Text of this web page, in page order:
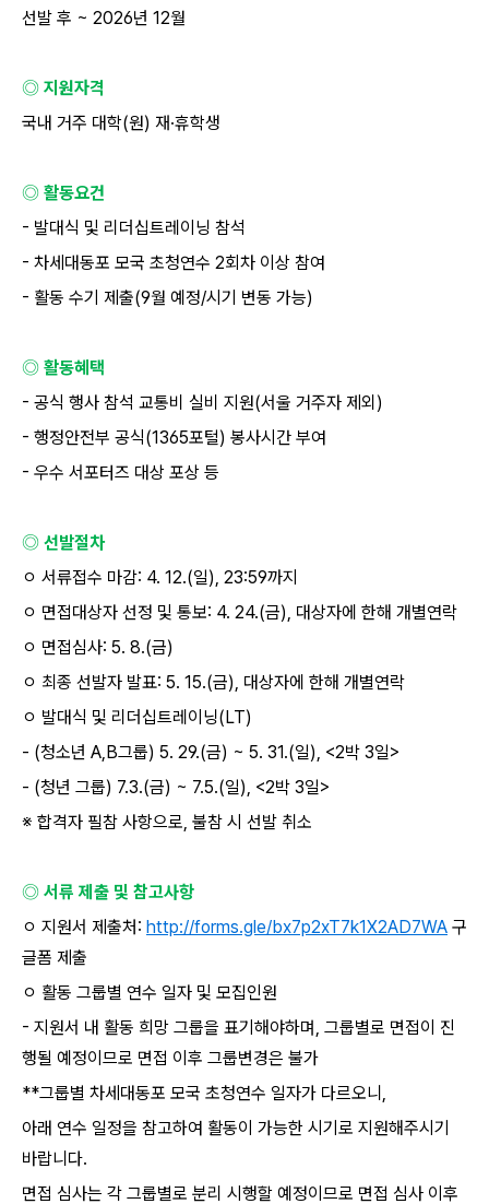
선발 후 ~ 2026년 12월
◎ 지원자격
국내 거주 대학(원) 재·휴학생
◎ 활동요건
- 발대식 및 리더십트레이닝 참석
- 차세대동포 모국 초청연수 2회차 이상 참여
- 활동 수기 제출(9월 예정/시기 변동 가능)
◎ 활동혜택
- 공식 행사 참석 교통비 실비 지원(서울 거주자 제외 )
- 행정안전부 공식(1365포털) 봉사시간 부여
- 우수 서포터즈 대상 포상 등
◎ 선발절차
ㅇ 서류접수 마감: 4. 12.(일), 23:59까지
ㅇ 면접대상자 선정 및 통보: 4. 24.(금), 대상자에 한해 개별연락
ㅇ 면접심사: 5. 8.(금)
ㅇ 최종 선발자 발표: 5. 15.(금), 대상자에 한해 개별연락
ㅇ 발대식 및 리더십트레이닝(LT)
- (청소년 A,B그룹) 5. 29.(금) ~ 5. 31.(일), <2박 3일>
- (청년 그룹) 7.3.(금) ~ 7.5.(일), <2박 3일>
※ 합격자 필참 사항으로, 불참 시 선발 취소
◎ 서류 제출 및 참고사항
ㅇ 지원서 제출처: http://forms.gle/bx7p2xT7k1X2AD7WA 구
글폼 제출
ㅇ 활동 그룹별 연수 일자 및 모집인원
- 지원서 내 활동 희망 그룹을 표기해야하며, 그룹별로 면접이 진
행될 예정이므로 면접 이후 그룹변경은 불가
**그룹별 차세대동포 모국 초청연수 일자가 다르오니,
아래 연수 일정을 참고하여 활동이 가능한 시기로 지원해주시기
바랍니다.
면접 심사는 각 그룹별로 분리 시행할 예정이므로 면접 심사 이후